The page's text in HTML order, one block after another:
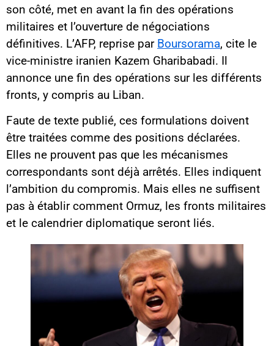
son côté, met en avant la fin des opérations
militaires et l’ouverture de négociations
définitives. L’AFP, reprise par Boursorama, cite le
vice-ministre iranien Kazem Gharibabadi. Il
annonce une fin des opérations sur les différents
fronts, y compris au Liban.
Faute de texte publié, ces formulations doivent
être traitées comme des positions déclarées.
Elles ne prouvent pas que les mécanismes
correspondants sont déjà arrêtés. Elles indiquent
l’ambition du compromis. Mais elles ne suffisent
pas à établir comment Ormuz, les fronts militaires
et le calendrier diplomatique seront liés.